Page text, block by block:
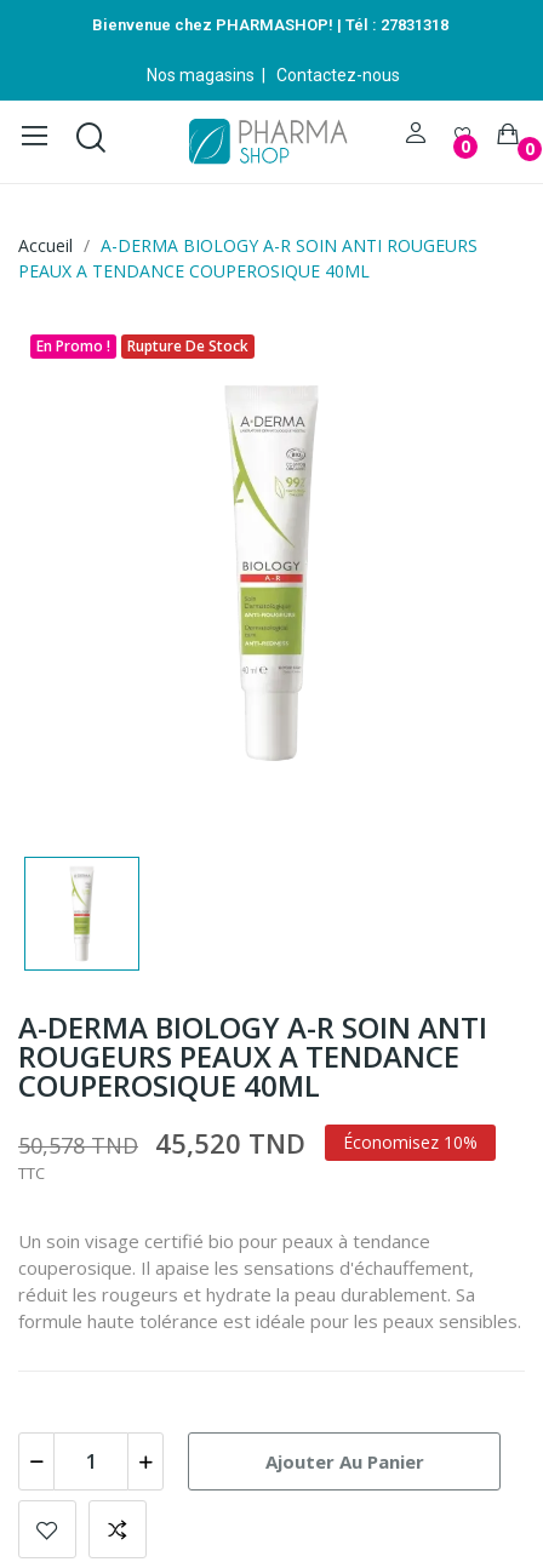
Bienvenue chez PHARMASHOP! | Tél : 27831318
Nos magasins Contactez-nous
0 0
Accueil
A-DERMA BIOLOGY A-R SOIN ANTI ROUGEURS
PEAUX A TENDANCE COUPEROSIQUE 40ML
En Promo ! Rupture De Stock
A-DERMA BIOLOGY A-R SOIN ANTI
ROUGEURS PEAUX A TENDANCE
COUPEROSIQUE 40ML
50,578 TND 45,520 TND Économisez 10%
TTC
Un soin visage certifié bio pour peaux à tendance
couperosique. Il apaise les sensations d'échauffement,
réduit les rougeurs et hydrate la peau durablement. Sa
formule haute tolérance est idéale pour les peaux sensibles.
Ajouter Au Panier